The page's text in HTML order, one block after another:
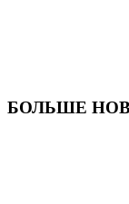
БОЛЬШЕ